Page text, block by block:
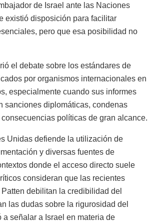
de Israel ante las Naciones
existió disposición para facilitar
pero que esa posibilidad no
el debate sobre los estándares de
por organismos internacionales en
especialmente cuando sus informes
sanciones diplomáticas, condenas
políticas de gran alcance.
Unidas defiende la utilización de
y diversas fuentes de
donde el acceso directo suele
consideran que las recientes
debilitan la credibilidad del
las dudas sobre la rigurosidad del
a señalar a Israel en materia de